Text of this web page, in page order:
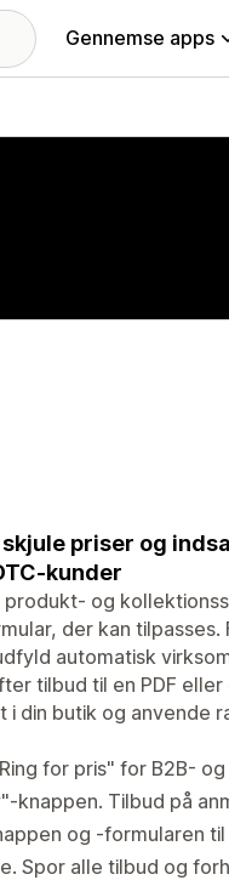
Gennemse apps
priser og
kunder
og
der kan
automatisk
tilbud til en PDF eller
din butik og anvende
for pris" for B2B-
knappen. Tilbud på
og -formularen
Spor alle tilbud og